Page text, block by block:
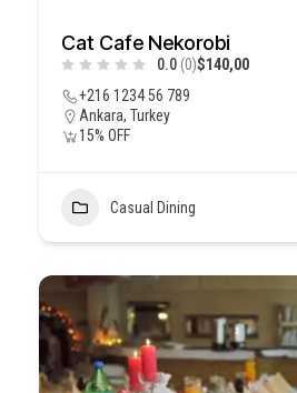
Cat Cafe Nekorobi
0.0 (0)$140,00
+216 1234 56 789
Ankara, Turkey
15% OFF
Casual Dining